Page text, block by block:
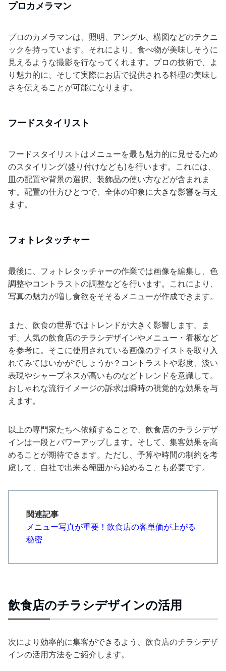
プロカメラマン
プロのカメラマンは、照明、アングル、構図などのテクニ
ックを持っています。それにより、食べ物が美味しそうに
見えるような撮影を行なってくれます。プロの技術で、よ
り魅力的に、そして実際にお店で提供される料理の美味し
さを伝えることが可能になります。
フードスタイリスト
フードスタイリストはメニューを最も魅力的に見せるため
のスタイリング(盛り付けなども)を行います。これには、
皿の配置や背景の選択、装飾品の使い方などが含まれま
す。配置の仕方ひとつで、全体の印象に大きな影響を与え
ます。
フォトレタッチャー
最後に、フォトレタッチャーの作業では画像を編集し、色
調整やコントラストの調整などを行います。これにより、
写真の魅力が増し食欲をそそるメニューが作成できます。
また、飲食の世界ではトレンドが大きく影響します。ま
ず、人気の飲食店のチラシデザインやメニュー・看板など
を参考に。そこに使用されている画像のテイストを取り入
れてみてはいかがでしょうか？コントラストや彩度、淡い
表現やシャープネスが高いものなどトレンドを意識して。
おしゃれな流行イメージの訴求は瞬時の視覚的な効果を与
えます。
以上の専門家たちへ依頼することで、飲食店のチラシデザ
インは一段とパワーアップします。そして、集客効果を高
めることが期待できます。ただし、予算や時間の制約を考
慮して、自社で出来る範囲から始めることも必要です。
関連記事
メニュー写真が重要！飲食店の客単価が上がる
秘密
飲食店のチラシデザインの活用
次により効率的に集客ができるよう、飲食店のチラシデザ
インの活用方法をご紹介します。